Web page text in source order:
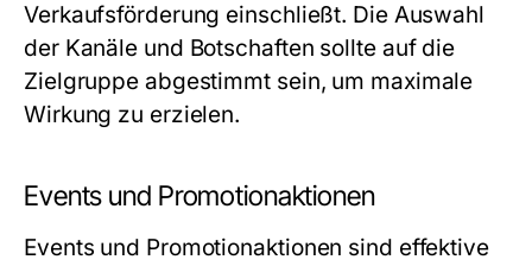
Verkaufsförderung einschließt. Die Auswahl
der Kanäle und Botschaften sollte auf die
Zielgruppe abgestimmt sein, um maximale
Wirkung zu erzielen.
Events und Promotionaktionen
Events und Promotionaktionen sind effektive